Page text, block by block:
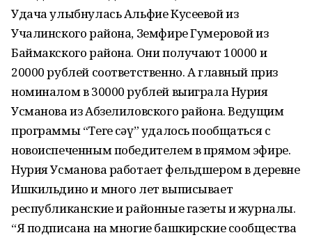
Удача улыбнулась Альфие Кусеевой из
Учалинского района, Земфире Гумеровой из
Баймакского района. Они получают 10000 и
20000 рублей соответственно. А главный приз
номиналом в 30000 рублей выиграла Нурия
Усманова из Абзелиловского района. Ведущим
программы “Теге өсәү” удалось пообщаться с
новоиспеченным победителем в прямом эфире.
Нурия Усманова работает фельдшером в деревне
Ишкильдино и много лет выписывает
республиканские и районные газеты и журналы.
“Я подписана на многие башкирские сообщества